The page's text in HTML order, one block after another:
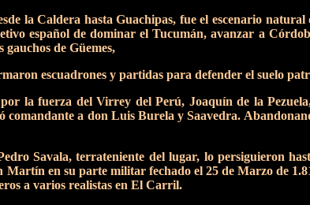
la Caldera hasta Guachipas, fue el escenario
español de dominar el Tucumán, avanzar a
de Güemes,
escuadrones y partidas para defender el suelo
la fuerza del Virrey del Perú, Joaquín de la
a don Luis Burela y Saavedra.
Savala, terrateniente del lugar, lo persiguieron
en su parte militar fechado el 25 de Marzo de
a varios realistas en El Carril.